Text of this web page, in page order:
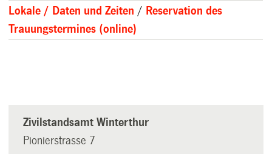
Lokale / Daten und Zeiten / Reservation des
Trauungstermines (online)
Zivilstandsamt Winterthur
Pionierstrasse 7